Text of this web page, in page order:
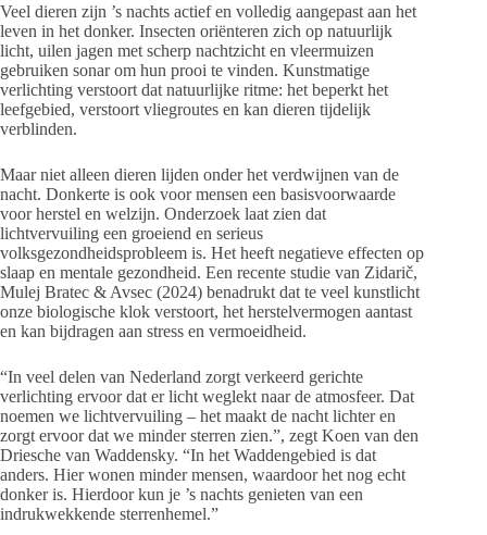
Veel dieren zijn ’s nachts actief en volledig aangepast aan het
leven in het donker. Insecten oriënteren zich op natuurlijk
licht, uilen jagen met scherp nachtzicht en vleermuizen
gebruiken sonar om hun prooi te vinden. Kunstmatige
verlichting verstoort dat natuurlijke ritme: het beperkt het
leefgebied, verstoort vliegroutes en kan dieren tijdelijk
verblinden.
Maar niet alleen dieren lijden onder het verdwijnen van de
nacht. Donkerte is ook voor mensen een basisvoorwaarde
voor herstel en welzijn. Onderzoek laat zien dat
lichtvervuiling een groeiend en serieus
volksgezondheidsprobleem is. Het heeft negatieve effecten op
slaap en mentale gezondheid. Een recente studie van Zidarič,
Mulej Bratec & Avsec (2024) benadrukt dat te veel kunstlicht
onze biologische klok verstoort, het herstelvermogen aantast
en kan bijdragen aan stress en vermoeidheid.
“In veel delen van Nederland zorgt verkeerd gerichte
verlichting ervoor dat er licht weglekt naar de atmosfeer. Dat
noemen we lichtvervuiling – het maakt de nacht lichter en
zorgt ervoor dat we minder sterren zien.”, zegt Koen van den
Driesche van Waddensky. “In het Waddengebied is dat
anders. Hier wonen minder mensen, waardoor het nog echt
donker is. Hierdoor kun je ’s nachts genieten van een
indrukwekkende sterrenhemel.”